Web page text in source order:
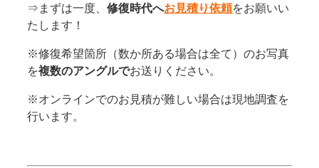
⇒まずは一度、修復時代へお見積り依頼をお願いい
たします！
※修復希望箇所（数か所ある場合は全て）のお写真
を複数のアングルでお送りください。
※オンラインでのお見積が難しい場合は現地調査を
行います。